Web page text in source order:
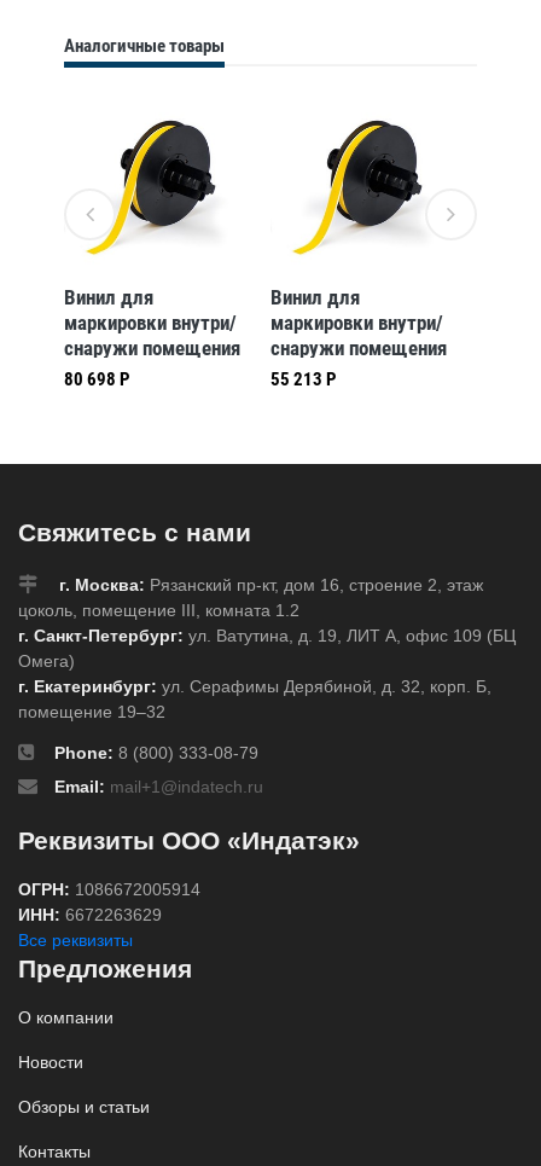
Аналогичные товары
Винил для
маркировки внутри/
снаружи помещения
B30-243-595-NFPA,
80 698 Р
Винил для
маркировки внутри/
снаружи помещения
B30-245-595-CB,
55 213 Р
Свяжитесь с нами
г. Москва: Рязанский пр-кт, дом 16, строение 2, этаж
цоколь, помещение III, комната 1.2
г. Санкт-Петербург: ул. Ватутина, д. 19, ЛИТ А, офис 109 (БЦ
Омега)
г. Екатеринбург: ул. Серафимы Дерябиной, д. 32, корп. Б,
помещение 19–32
Phone: 8 (800) 333-08-79
Email: mail+1@indatech.ru
Реквизиты ООО «Индатэк»
ОГРН: 1086672005914
ИНН: 6672263629
Все реквизиты
Предложения
О компании
Новости
Обзоры и статьи
Контакты